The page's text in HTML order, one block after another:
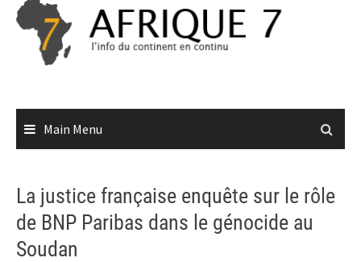
Skip
content
Main Menu
La justice française enquête sur le rôle
de BNP Paribas dans le génocide au
Soudan